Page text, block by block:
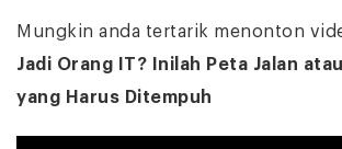
Mungkin anda tertarik menonton
Jadi Orang IT? Inilah Peta Jalan
yang Harus Ditempuh